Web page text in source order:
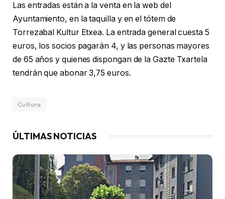
Las entradas están a la venta en la web del
Ayuntamiento, en la taquilla y en el tótem de
Torrezabal Kultur Etxea. La entrada general cuesta 5
euros, los socios pagarán 4, y las personas mayores
de 65 años y quienes dispongan de la Gazte Txartela
tendrán que abonar 3,75 euros.
Cultura
ÚLTIMAS NOTICIAS